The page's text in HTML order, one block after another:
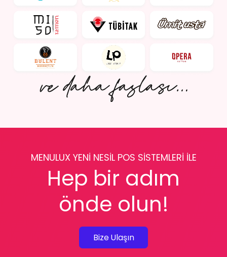
MENULUX YENİ NESİL POS SİSTEMLERİ İLE
Hep bir adım
önde olun!
Bize Ulaşın